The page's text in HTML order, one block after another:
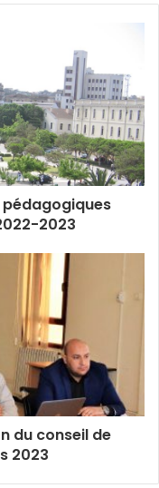
2023
du conseil de
2023